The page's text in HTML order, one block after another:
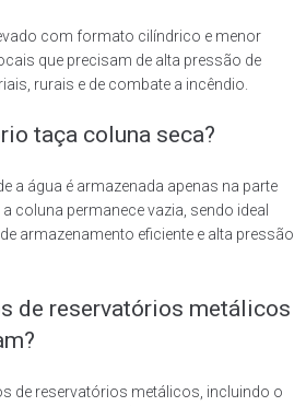
com formato cilíndrico e menor
que precisam de alta pressão de
rurais e de combate a incêndio.
taça coluna seca?
a água é armazenada apenas na parte
coluna permanece vazia, sendo ideal
armazenamento eficiente e alta pressão
de reservatórios metálicos
de reservatórios metálicos, incluindo o